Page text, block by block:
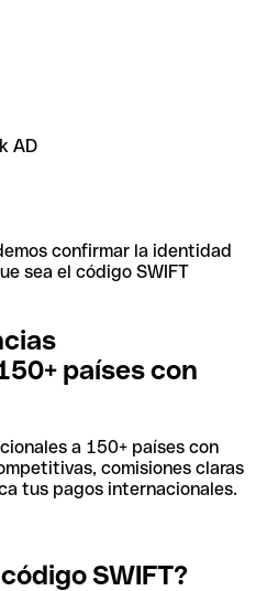
AD
confirmar la identidad
sea el código SWIFT
países con
a 150+ países con
comisiones claras
tus pagos internacionales.
SWIFT?